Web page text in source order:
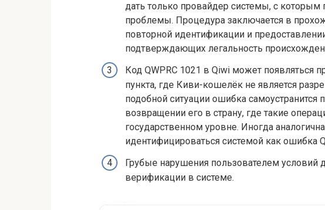
дать только провайдер системы, с которым
проблемы. Процедура заключается в
повторной идентификации и
подтверждающих легальность
Код QWPRC 1021 в Qiwi может появляться
пункта, где Киви-кошелёк не является
подобной ситуации ошибка самоустранится
возвращении его в страну, где такие
государственном уровне. Иногда
идентифицироваться системой как ошибка
Грубые нарушения пользователем условий
верификации в системе.